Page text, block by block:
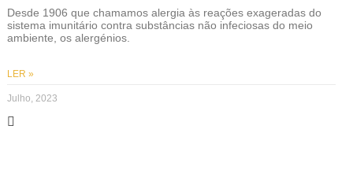
Desde 1906 que chamamos alergia às reações exageradas do
sistema imunitário contra substâncias não infeciosas do meio
ambiente, os alergénios.
LER »
Julho, 2023